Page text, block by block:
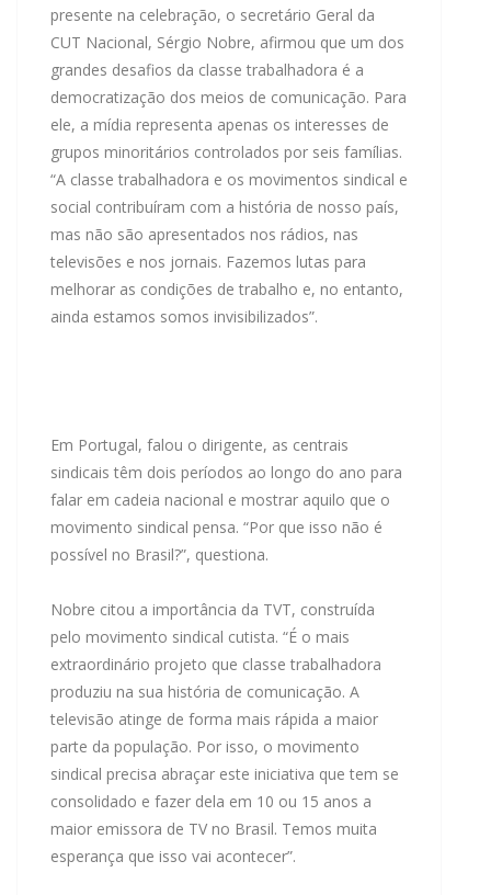
presente na celebração, o secretário Geral da
CUT Nacional, Sérgio Nobre, afirmou que um dos
grandes desafios da classe trabalhadora é a
democratização dos meios de comunicação. Para
ele, a mídia representa apenas os interesses de
grupos minoritários controlados por seis famílias.
“A classe trabalhadora e os movimentos sindical e
social contribuíram com a história de nosso país,
mas não são apresentados nos rádios, nas
televisões e nos jornais. Fazemos lutas para
melhorar as condições de trabalho e, no entanto,
ainda estamos somos invisibilizados”.
Em Portugal, falou o dirigente, as centrais
sindicais têm dois períodos ao longo do ano para
falar em cadeia nacional e mostrar aquilo que o
movimento sindical pensa. “Por que isso não é
possível no Brasil?”, questiona.
Nobre citou a importância da TVT, construída
pelo movimento sindical cutista. “É o mais
extraordinário projeto que classe trabalhadora
produziu na sua história de comunicação. A
televisão atinge de forma mais rápida a maior
parte da população. Por isso, o movimento
sindical precisa abraçar este iniciativa que tem se
consolidado e fazer dela em 10 ou 15 anos a
maior emissora de TV no Brasil. Temos muita
esperança que isso vai acontecer”.